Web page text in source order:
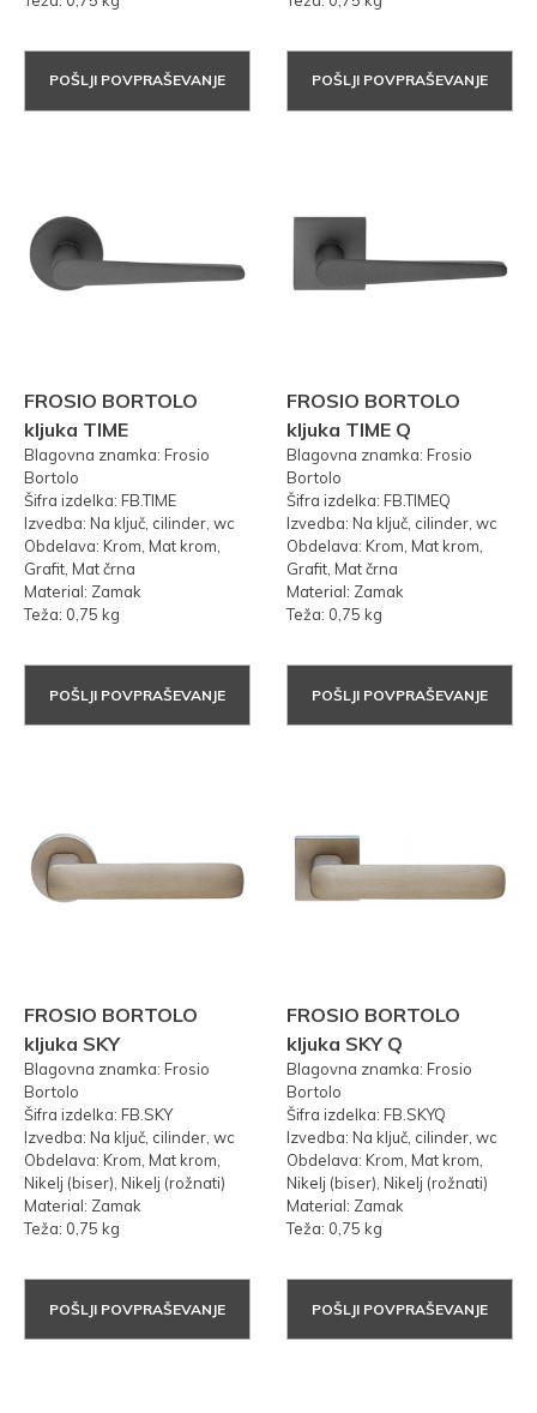
POŠLJI POVPRAŠEVANJE POŠLJI POVPRAŠEVANJE
FROSIO BORTOLO
kljuka TIME
Blagovna znamka: Frosio
Bortolo
Šifra izdelka: FB.TIME
Izvedba: Na ključ, cilinder, wc
Obdelava: Krom, Mat krom,
Grafit, Mat črna
Material: Zamak
Teža: 0,75 kg
POŠLJI POVPRAŠEVANJE
FROSIO BORTOLO
kljuka TIME Q
Blagovna znamka: Frosio
Bortolo
Šifra izdelka: FB.TIMEQ
Izvedba: Na ključ, cilinder, wc
Obdelava: Krom, Mat krom,
Grafit, Mat črna
Material: Zamak
Teža: 0,75 kg
POŠLJI POVPRAŠEVANJE
FROSIO BORTOLO
kljuka SKY
Blagovna znamka: Frosio
Bortolo
Šifra izdelka: FB.SKY
Izvedba: Na ključ, cilinder, wc
Obdelava: Krom, Mat krom,
Nikelj (biser), Nikelj (rožnati)
Material: Zamak
Teža: 0,75 kg
POŠLJI POVPRAŠEVANJE
FROSIO BORTOLO
kljuka SKY Q
Blagovna znamka: Frosio
Bortolo
Šifra izdelka: FB.SKYQ
Izvedba: Na ključ, cilinder, wc
Obdelava: Krom, Mat krom,
Nikelj (biser), Nikelj (rožnati)
Material: Zamak
Teža: 0,75 kg
POŠLJI POVPRAŠEVANJE